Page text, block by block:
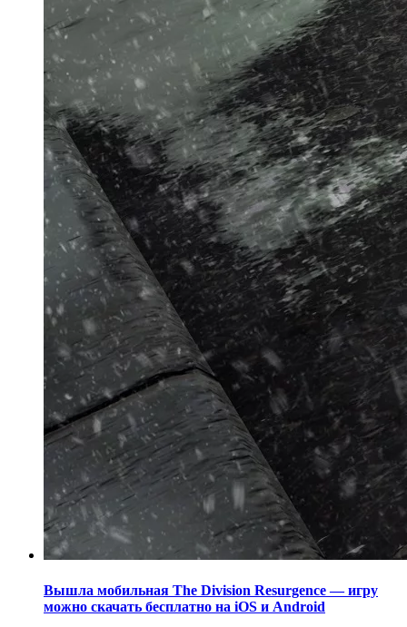
Вышла мобильная The Division Resurgence — игру
можно скачать бесплатно на iOS и Android